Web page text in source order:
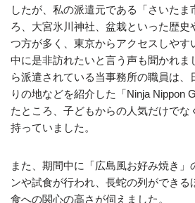
したが、私の派遣元である「さいたま
ろ、大宮氷川神社、盆栽といった歴史
つ方が多く、東京からアクセスしやす
中に是非訪れたいと言う声も聞かれま
ら派遣されている当事務所の職員は、
りの地などを紹介した「Ninja Nippon
たところ、子どもからの人気だけでな
持っていました。
また、期間中に「広島風お好み焼き」
ンや試食が行われ、長蛇の列ができる
食への関心の高さが伺えました。